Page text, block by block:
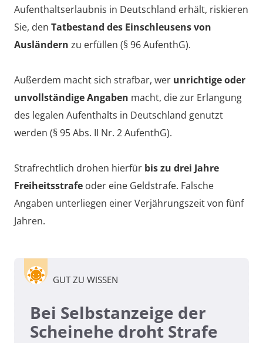
Aufenthaltserlaubnis in Deutschland erhält, riskieren
Sie, den Tatbestand des Einschleusens von
Ausländern zu erfüllen (§ 96 AufenthG).
Außerdem macht sich strafbar, wer unrichtige oder
unvollständige Angaben macht, die zur Erlangung
des legalen Aufenthalts in Deutschland genutzt
werden (§ 95 Abs. II Nr. 2 AufenthG).
Strafrechtlich drohen hierfür bis zu drei Jahre
Freiheitsstrafe oder eine Geldstrafe. Falsche
Angaben unterliegen einer Verjährungszeit von fünf
Jahren.
GUT ZU WISSEN
Bei Selbstanzeige der
Scheinehe droht Strafe